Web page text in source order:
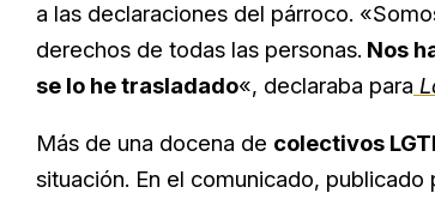
a las declaraciones del párroco.
derechos de todas las personas. Nos
se lo he trasladado«, declaraba para
Más de una docena de colectivos
situación. En el comunicado,